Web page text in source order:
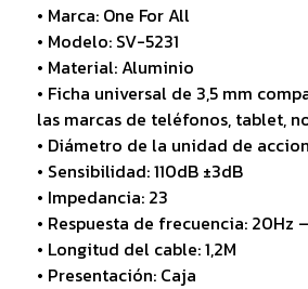
• Marca: One For All
• Modelo: SV-5231
• Material: Aluminio
• Ficha universal de 3,5 mm
las marcas de teléfonos, tablet,
• Diámetro de la unidad de
• Sensibilidad: 110dB ±3dB
• Impedancia: 23
• Respuesta de frecuencia: 20Hz
• Longitud del cable: 1,2M
• Presentación: Caja